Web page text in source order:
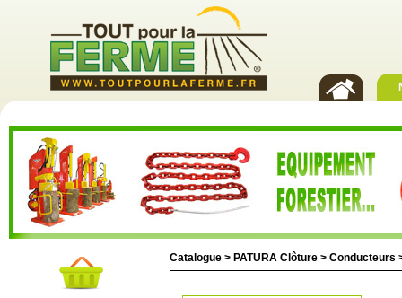
Catalogue > PATURA Clôture > Conducteurs